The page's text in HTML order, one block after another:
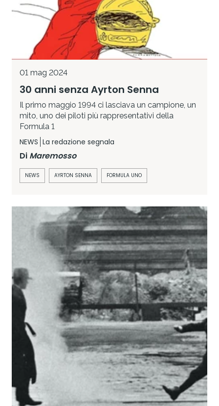
01 mag 2024
30 anni senza Ayrton Senna
Il primo maggio 1994 ci lasciava un campione, un
mito, uno dei piloti più rappresentativi della
Formula 1
NEWS La redazione segnala
Di Maremosso
NEWS AYRTON SENNA FORMULA UNO